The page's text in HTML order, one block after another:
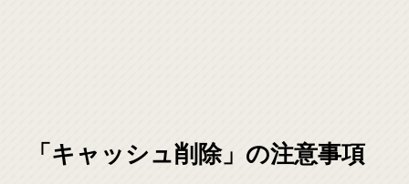
「キャッシュ削除」の注意事項